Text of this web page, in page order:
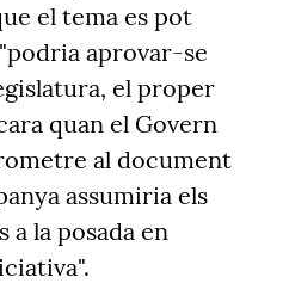
el tema es pot
aprovar-se
el proper
quan el Govern
al document
assumiria els
la posada en